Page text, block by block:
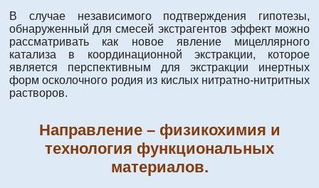
В случае независимого подтверждения гипотезы,
обнаруженный для смесей экстрагентов эффект можно
рассматривать как новое явление мицеллярного
катализа в координационной экстракции, которое
является перспективным для экстракции инертных
форм осколочного родия из кислых нитратно-нитритных
растворов.
Направление – физикохимия и
технология функциональных
материалов.